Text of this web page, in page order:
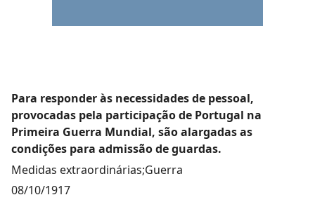
Para responder às necessidades de pessoal,
provocadas pela participação de Portugal na
Primeira Guerra Mundial, são alargadas as
condições para admissão de guardas.
Medidas extraordinárias;Guerra
08/10/1917